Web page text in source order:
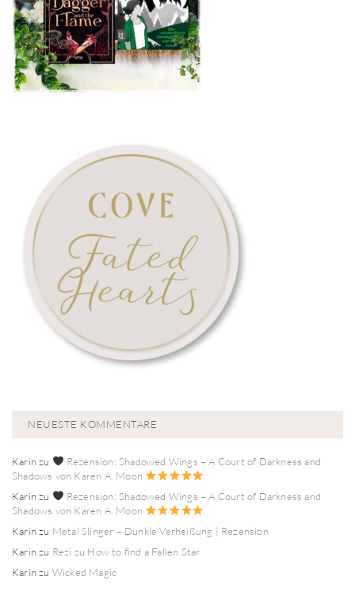
NEUESTE KOMMENTARE
Karinzu
Rezension: Shadowed Wings – A Court of Darkness and
Shadows von Karen A. Moon
Karinzu
Rezension: Shadowed Wings – A Court of Darkness and
Shadows von Karen A. Moon
Karinzu Metal Slinger – Dunkle Verheißung | Rezension
Karinzu Rezi zu How to find a Fallen Star
Karinzu Wicked Magic